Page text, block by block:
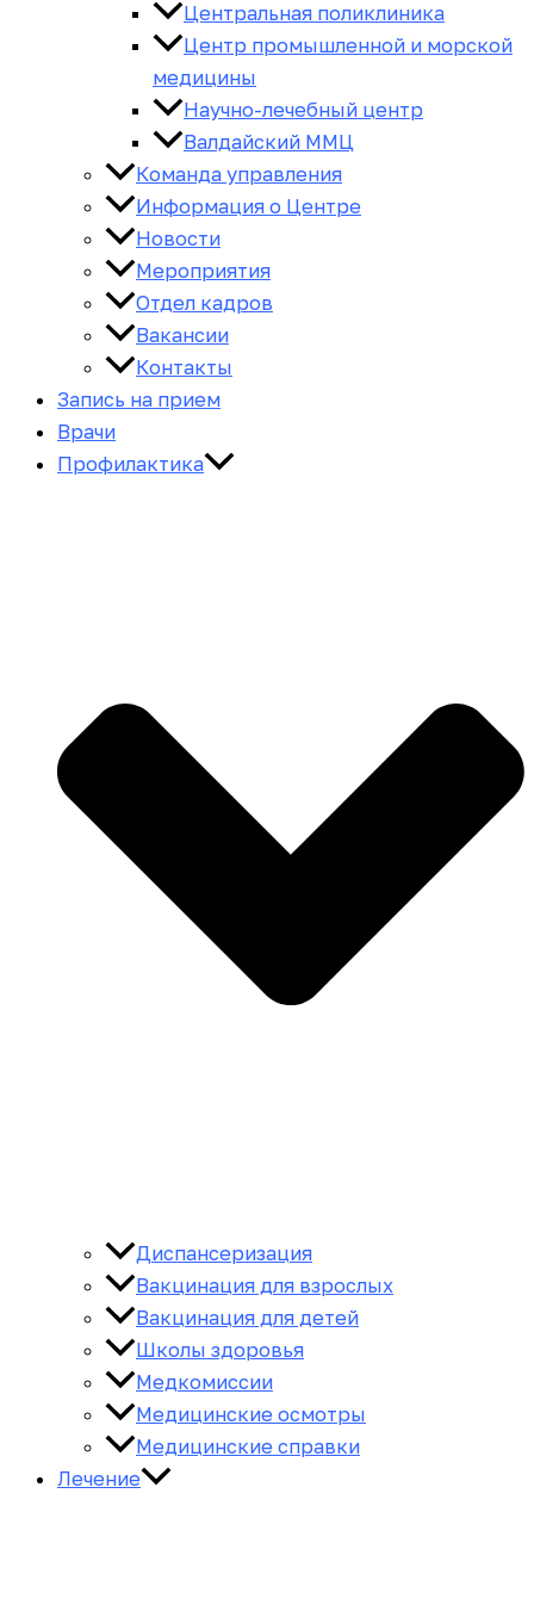
Центральная поликлиника
Центр промышленной и морской
медицины
Научно-лечебный центр
Валдайский ММЦ
Команда управления
Информация о Центре
Новости
Мероприятия
Отдел кадров
Вакансии
Контакты
Запись на прием
Врачи
Профилактика
Диспансеризация
Вакцинация для взрослых
Вакцинация для детей
Школы здоровья
Медкомиссии
Медицинские осмотры
Медицинские справки
Лечение